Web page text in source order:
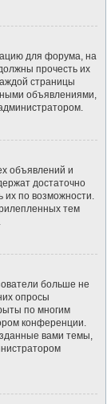
для форума, на
прочесть их
страницы
объявлениями,
объявлений и
достаточно
по возможности.
тем
больше не
опросы
по многим
конференции.
вами темы,